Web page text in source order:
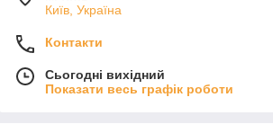
Київ, Україна
Контакти
Сьогодні вихідний
Показати весь графік роботи